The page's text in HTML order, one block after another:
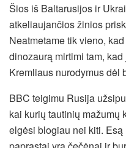
Šios iš Baltarusijos ir
atkeliaujančios žinios
Neatmetame tik vieno,
dinozaurą mirtimi tam,
Kremliaus nurodymus dėl
BBC teigimu Rusija
kai kurių tautinių mažumų
elgėsi blogiau nei kiti. Esą